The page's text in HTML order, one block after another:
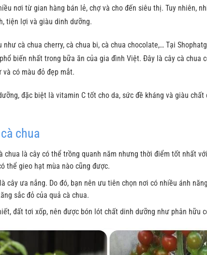
nơi từ gian hàng bán lẻ, chợ và cho đến siêu thị. Tuy nhiên,
tiện lợi và giàu dinh dưỡng.
cà chua cherry, cà chua bi, cà chua chocolate,… Tại
biến nhất trong bữa ăn của gia đình Việt. Đây là cây cà chua
và có màu đỏ đẹp mắt.
đặc biệt là vitamin C tốt cho da, sức đề kháng và giàu
chua
chua là cây có thể trồng quanh năm nhưng thời điểm tốt nhất
thể gieo hạt mùa nào cũng được.
cây ưa nắng. Do đó, bạn nên ưu tiên chọn nơi có nhiều ánh
sắc đỏ của quả cà chua.
đất tơi xốp, nên được bón lót chất dinh dưỡng như phân hữu